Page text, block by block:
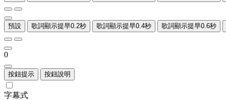
預設 歌詞顯示提早0.2秒 歌詞顯示提早0.4秒 歌詞顯示提早0.6秒
0
按鈕提示 按鈕說明
字幕式